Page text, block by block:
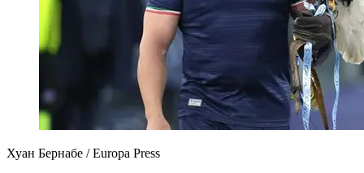
Хуан Бернабе / Europa Press